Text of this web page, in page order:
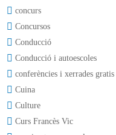
concurs
Concursos
Conducció
Conducció i autoescoles
conferències i xerrades gratis
Cuina
Culture
Curs Francès Vic